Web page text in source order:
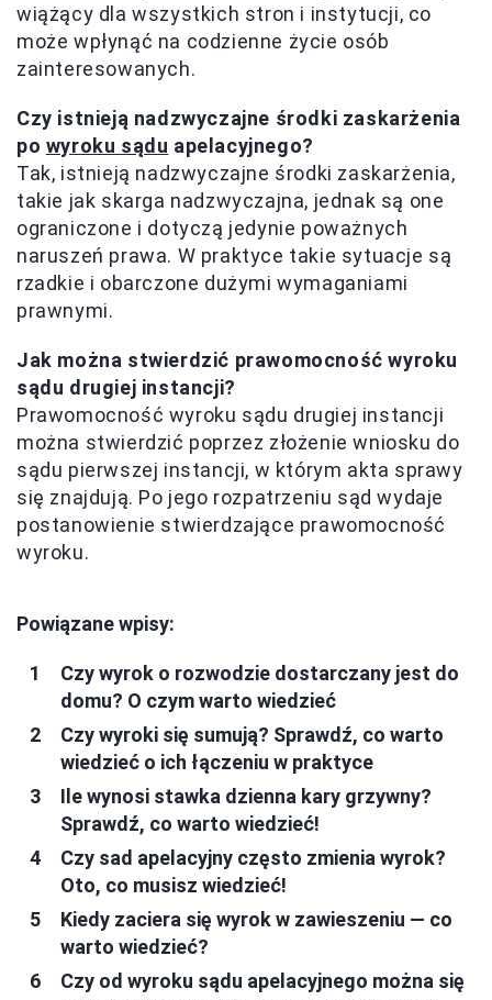
wiążący dla wszystkich stron i instytucji, co
może wpłynąć na codzienne życie osób
zainteresowanych.
Czy istnieją nadzwyczajne środki zaskarżenia
po wyroku sądu apelacyjnego?
Tak, istnieją nadzwyczajne środki zaskarżenia,
takie jak skarga nadzwyczajna, jednak są one
ograniczone i dotyczą jedynie poważnych
naruszeń prawa. W praktyce takie sytuacje są
rzadkie i obarczone dużymi wymaganiami
prawnymi.
Jak można stwierdzić prawomocność wyroku
sądu drugiej instancji?
Prawomocność wyroku sądu drugiej instancji
można stwierdzić poprzez złożenie wniosku do
sądu pierwszej instancji, w którym akta sprawy
się znajdują. Po jego rozpatrzeniu sąd wydaje
postanowienie stwierdzające prawomocność
wyroku.
Powiązane wpisy:
Czy wyrok o rozwodzie dostarczany jest do
domu? O czym warto wiedzieć
Czy wyroki się sumują? Sprawdź, co warto
wiedzieć o ich łączeniu w praktyce
Ile wynosi stawka dzienna kary grzywny?
Sprawdź, co warto wiedzieć!
Czy sad apelacyjny często zmienia wyrok?
Oto, co musisz wiedzieć!
Kiedy zaciera się wyrok w zawieszeniu — co
warto wiedzieć?
Czy od wyroku sądu apelacyjnego można się